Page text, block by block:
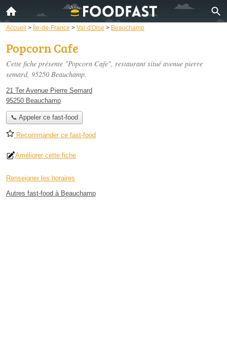
Accueil > Île-de-France > Val-d'Oise > Beauchamp
Popcorn Cafe
Cette fiche présente "Popcorn Cafe", restaurant situé avenue pierre
semard, 95250 Beauchamp.
21 Ter Avenue Pierre Semard
95250 Beauchamp
📞 Appeler ce fast-food
Recommander ce fast-food
Améliorer cette fiche
Renseigner les horaires
Autres fast-food à Beauchamp